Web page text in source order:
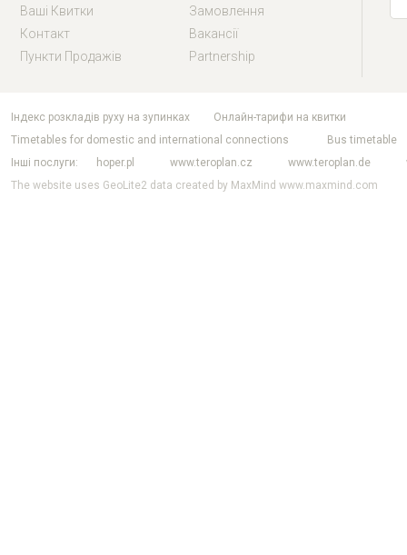
Ваші Квитки
Замовлення
Контакт
Вакансії
Пункти Продажів
Partnership
індекс розкладів руху на зупинках
Онлайн-тарифи на квитки
Timetables for domestic and international connections
Bus timetable
Інші послуги
hoper.pl www.teroplan.cz www.teroplan.de
The website uses GeoLite2 data created by MaxMindwww.maxmind.com